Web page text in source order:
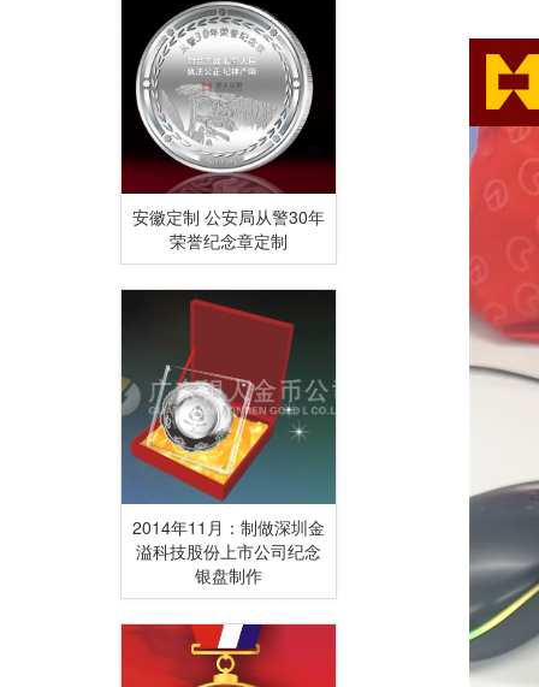
安徽定制 公安局从警30年
荣誉纪念章定制
2014年11月：制做深圳金
溢科技股份上市公司纪念
银盘制作